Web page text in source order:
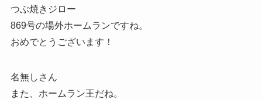
つぶ焼きジロー
869号の場外ホームランですね。
おめでとうございます！
名無しさん
また、ホームラン王だね。